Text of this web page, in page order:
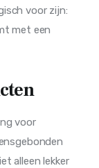
voor zijn:
met een
voor
alleen lekker